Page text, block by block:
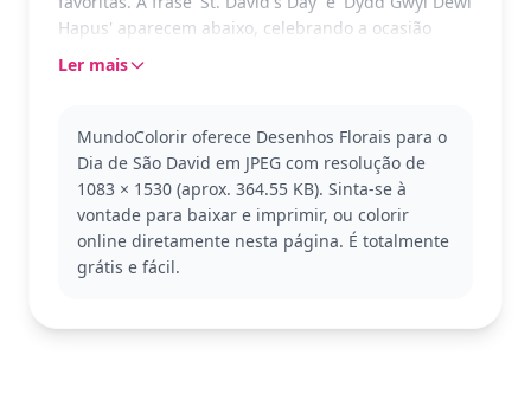
Hapus' aparecem abaixo, celebrando a ocasião
especial em duas línguas.
celebrado em 1º de março. Esta página de colorir
do Dia de São David é uma maneira encantadora de
explorar a cultura e a beleza das flores. Você
também pode gostar de outras páginas temáticas
de flores ou celebrações culturais.
Ler mais
MundoColorir oferece Desenhos Florais para o
Dia de São David em JPEG com resolução de
1083 × 1530 (aprox. 364.55 KB). Sinta-se à
vontade para baixar e imprimir, ou colorir
online diretamente nesta página. É totalmente
grátis e fácil.